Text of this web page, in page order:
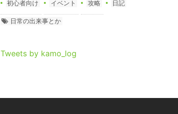
初心者向け イベント 攻略 日記
日常の出来事とか
Tweets by kamo_log